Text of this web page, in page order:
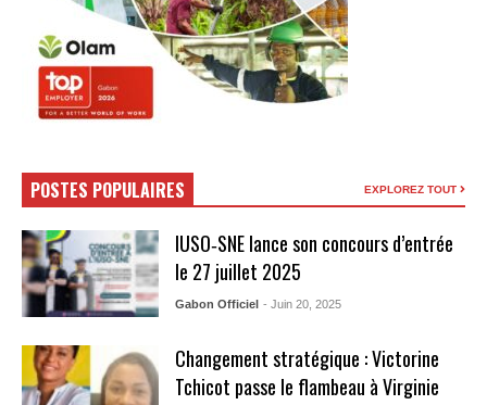
POSTES POPULAIRES EXPLOREZ TOUT
IUSO‑SNE lance son concours d’entrée
le 27 juillet 2025
Gabon Officiel - Juin 20, 2025
Changement stratégique : Victorine
Tchicot passe le flambeau à Virginie